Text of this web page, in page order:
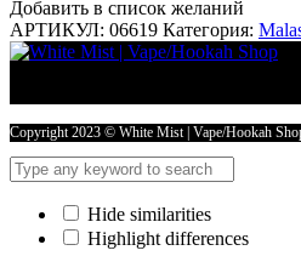
Добавить в список желаний
АРТИКУЛ: 06619 Категория:
Copyright 2023 © White Mist | Vape/Hookah
Hide similarities
Highlight differences